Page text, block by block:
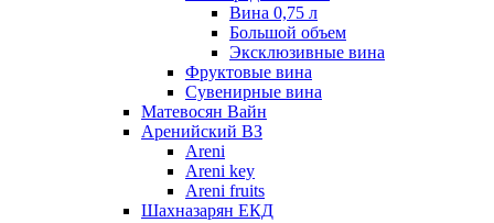
Вина 0,75 л
Большой объем
Эксклюзивные вина
Фруктовые вина
Cувенирные вина
Матевосян Вайн
Аренийский ВЗ
Areni
Areni key
Areni fruits
Шахназарян ЕКД